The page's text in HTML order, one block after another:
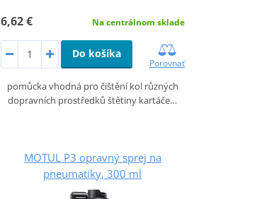
6,62 € Na centrálnom sklade
Do košíka
Porovnať
pomůcka vhodná pro čištění kol různých
dopravních prostředků štětiny kartáče…
MOTUL P3 opravný sprej na
pneumatiky, 300 ml